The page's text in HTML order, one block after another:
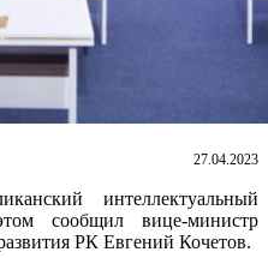
27.04.2023
интеллектуальный
сообщил вице-министр
РК Евгений Кочетов.